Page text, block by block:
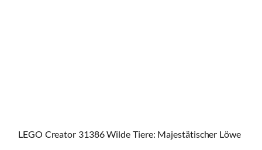
LEGO Creator 31386 Wilde Tiere: Majestätischer Löwe